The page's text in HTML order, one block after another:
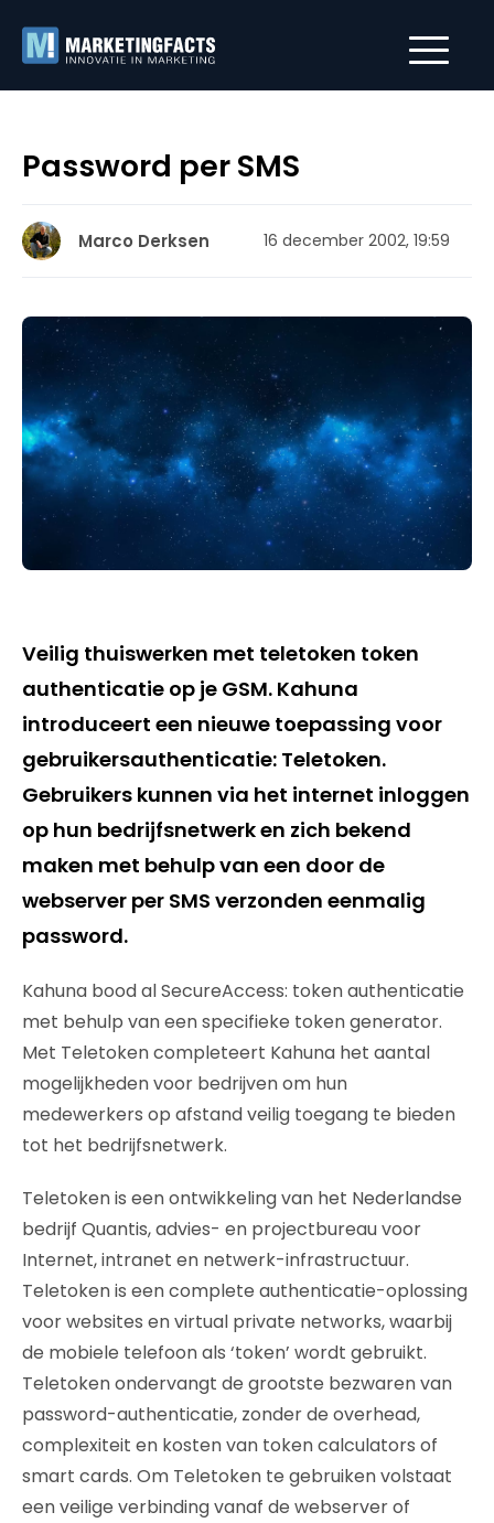
Password per SMS
Marco Derksen 16 december 2002, 19:59
Veilig thuiswerken met teletoken token
authenticatie op je GSM. Kahuna
introduceert een nieuwe toepassing voor
gebruikersauthenticatie: Teletoken.
Gebruikers kunnen via het internet inloggen
op hun bedrijfsnetwerk en zich bekend
maken met behulp van een door de
webserver per SMS verzonden eenmalig
password.
Kahuna bood al SecureAccess: token authenticatie
met behulp van een specifieke token generator.
Met Teletoken completeert Kahuna het aantal
mogelijkheden voor bedrijven om hun
medewerkers op afstand veilig toegang te bieden
tot het bedrijfsnetwerk.
Teletoken is een ontwikkeling van het Nederlandse
bedrijf Quantis, advies- en projectbureau voor
Internet, intranet en netwerk-infrastructuur.
Teletoken is een complete authenticatie-oplossing
voor websites en virtual private networks, waarbij
de mobiele telefoon als ‘token’ wordt gebruikt.
Teletoken ondervangt de grootste bezwaren van
password-authenticatie, zonder de overhead,
complexiteit en kosten van token calculators of
smart cards. Om Teletoken te gebruiken volstaat
een veilige verbinding vanaf de webserver of